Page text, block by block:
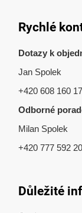
Rychlé
Dotazy k
Jan Spolek
+420 608 160
Odborné
Milan Spolek
+420 777 592
Důležité